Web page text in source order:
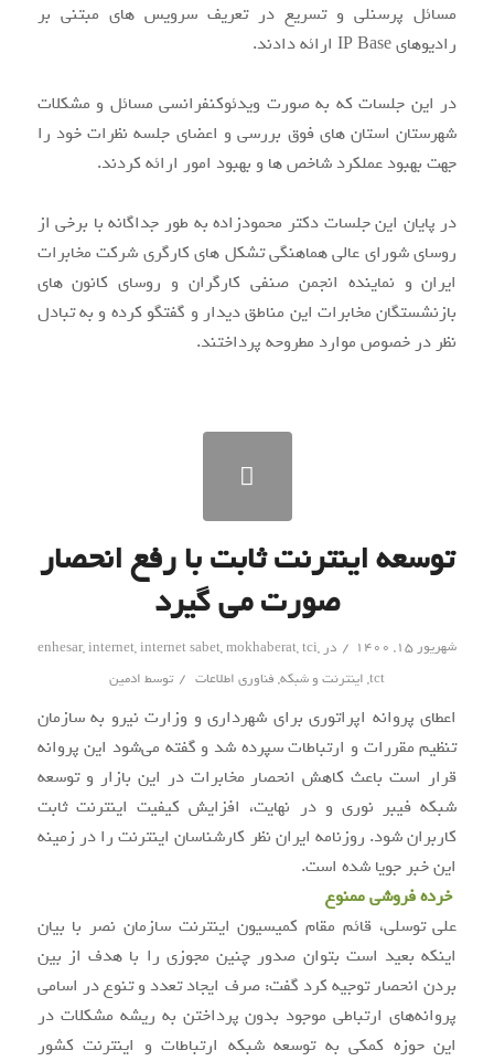
مسائل پرسنلی و تسریع در تعریف سرویس های مبتنی بر
رادیوهای IP Base ارائه دادند.
در این جلسات که به صورت ویدئوکنفرانسی مسائل و مشکلات
شهرستان استان های فوق بررسی و اعضای جلسه نظرات خود را
جهت بهبود عملکرد شاخص ها و بهبود امور ارائه کردند.
در پایان این جلسات دکتر محمودزاده به طور جداگانه با برخی از
روسای شورای عالی هماهنگی تشکل های کارگری شرکت مخابرات
ایران و نماینده انجمن صنفی کارگران و روسای کانون های
بازنشستگان مخابرات این مناطق دیدار و گفتگو کرده و به تبادل
نظر در خصوص موارد مطروحه پرداختند.
توسعه اینترنت ثابت با رفع انحصار
صورت می گیرد
شهریور ۱۵, ۱۴۰۰ / در enhesar,internet,internet sabet,mokhaberat,tci,
tct
, اینترنت و شبکه, فناوری اطلاعات / توسط ادمین
اعطای پروانه اپراتوری برای شهرداری و وزارت نیرو به سازمان
تنظیم مقررات و ارتباطات سپرده شد و گفته می‌شود این پروانه
قرار است باعث کاهش انحصار مخابرات در این بازار و توسعه
شبکه فیبر نوری و در نهایت، افزایش کیفیت اینترنت ثابت
کاربران شود. روزنامه ایران نظر کارشناسان اینترنت را در زمینه
این خبر جویا شده است.
خرده فروشی ممنوع
علی توسلی، قائم مقام کمیسیون اینترنت سازمان نصر با بیان
اینکه بعید است بتوان صدور چنین مجوزی را با هدف از بین
بردن انحصار توجیه کرد گفت: صرف ایجاد تعدد و تنوع در اسامی
پروانه‌های ارتباطی موجود بدون پرداختن به ریشه مشکلات در
این حوزه کمکی به توسعه شبکه ارتباطات و اینترنت کشور